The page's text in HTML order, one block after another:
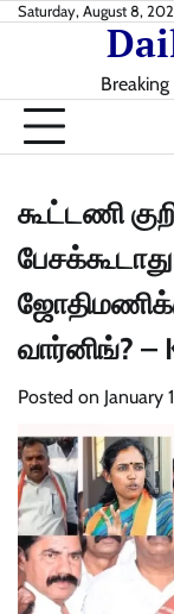
SkipSaturday, August 8,
கூட்டணி
வார்னிங்? –
Posted on January